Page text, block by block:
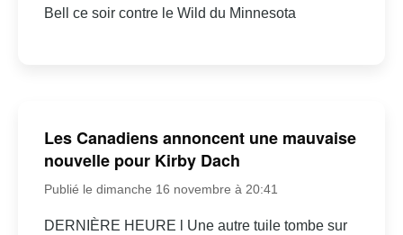
Bell ce soir contre le Wild du Minnesota
Les Canadiens annoncent une mauvaise
nouvelle pour Kirby Dach
Publié le dimanche 16 novembre à 20:41
DERNIÈRE HEURE l Une autre tuile tombe sur